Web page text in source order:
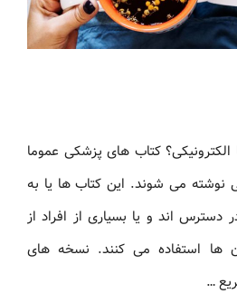
کتاب های پزشکی عموما
نوشته می شوند. این کتاب ها یا به
اند و یا بسیاری از افراد از
ها استفاده می کنند. نسخه های
…